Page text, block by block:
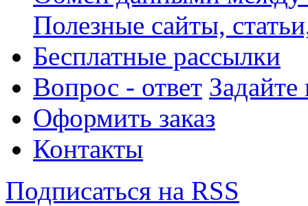
Полезные сайты,
Бесплатные рассылки
Вопрос - ответ
Оформить заказ
Контакты
Подписаться на RSS